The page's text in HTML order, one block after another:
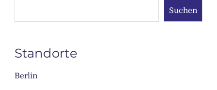
Suchen
Standorte
Berlin